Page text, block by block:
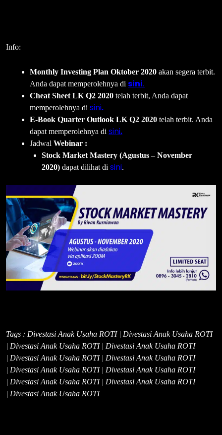
Info:
Monthly Investing Plan Oktober 2020 akan segera terbit.
Anda dapat memperolehnya di sini.
Cheat Sheet LK Q2 2020 telah terbit, Anda dapat
memperolehnya di sini.
E-Book Quarter Outlook LK Q2 2020 telah terbit. Anda
dapat memperolehnya di sini.
Jadwal Webinar :
Stock Market Mastery (Agustus – November
2020) dapat dilihat di sini.
Tags : Divestasi Anak Usaha ROTI | Divestasi Anak Usaha ROTI
| Divestasi Anak Usaha ROTI | Divestasi Anak Usaha ROTI
| Divestasi Anak Usaha ROTI | Divestasi Anak Usaha ROTI
| Divestasi Anak Usaha ROTI | Divestasi Anak Usaha ROTI
| Divestasi Anak Usaha ROTI | Divestasi Anak Usaha ROTI
| Divestasi Anak Usaha ROTI